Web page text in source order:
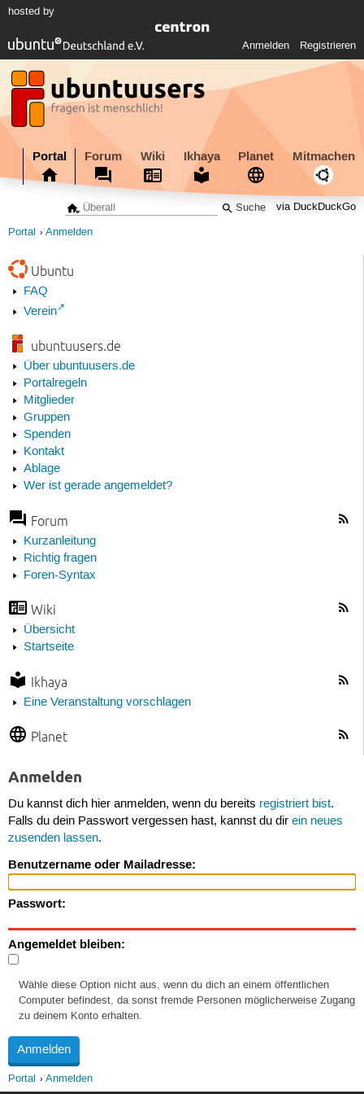
hosted by
Anmelden Registrieren
Portal Forum Wiki Ikhaya Planet Mitmachen
via DuckDuckGo
Portal Anmelden
Ubuntu
FAQ
Verein
ubuntuusers.de
Über ubuntuusers.de
Portalregeln
Mitglieder
Gruppen
Spenden
Kontakt
Ablage
Wer ist gerade angemeldet?
Forum
Kurzanleitung
Richtig fragen
Foren-Syntax
Wiki
Übersicht
Startseite
Ikhaya
Eine Veranstaltung vorschlagen
Planet
Anmelden
Du kannst dich hier anmelden, wenn du bereits registriert bist.
Falls du dein Passwort vergessen hast, kannst du dir ein neues
zusenden lassen.
Benutzername oder Mailadresse:
Passwort:
Angemeldet bleiben:
Wähle diese Option nicht aus, wenn du dich an einem öffentlichen
Computer befindest, da sonst fremde Personen möglicherweise Zugang
zu deinem Konto erhalten.
Portal Anmelden